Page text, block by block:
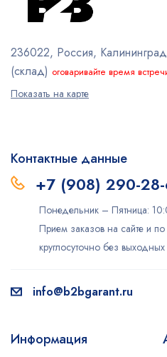
236022, Россия, Калининград
(склад) оговаривайте время
Показать на карте
Контактные данные
+7 (908) 290-
Понедельник – Пятница:
Прием заказов на сайте и по
круглосуточно без выходных
info@b2bgarant.ru
Информация